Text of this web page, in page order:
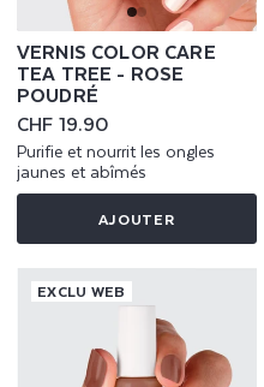
VERNIS COLOR CARE
TEA TREE - ROSE
POUDRÉ
Prix
habituel
CHF 19.90
Purifie et nourrit les ongles
jaunes et abîmés
AJOUTER
EXCLU WEB